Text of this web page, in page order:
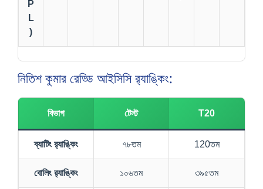
P
L
)
নিতিশ কুমার রেড্ডি আইসিসি র‍্যাঙ্কিং:
বিভাগ টেস্ট T20
ব্যাটিং র‍্যাঙ্কিং ৭৮তম 120তম
বোলিং র‍্যাঙ্কিং ১০৬তম ৩৯৫তম